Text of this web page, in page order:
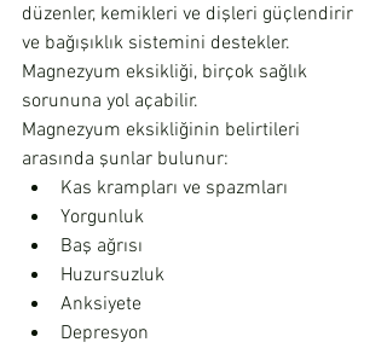
düzenler, kemikleri ve dişleri güçlendirir
ve bağışıklık sistemini destekler.
Magnezyum eksikliği, birçok sağlık
sorununa yol açabilir.
Magnezyum eksikliğinin belirtileri
arasında şunlar bulunur:
Kas krampları ve spazmları
Yorgunluk
Baş ağrısı
Huzursuzluk
Anksiyete
Depresyon